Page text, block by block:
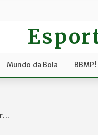
Mundo da Bola BBMP!